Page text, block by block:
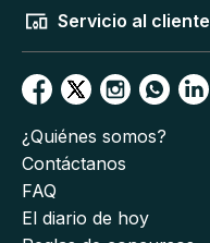
Servicio al cliente
¿Quiénes somos?
Contáctanos
FAQ
El diario de hoy